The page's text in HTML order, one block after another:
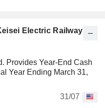
Electric Railway
Provides Year-End Cash
Year Ending March 31,
31/07